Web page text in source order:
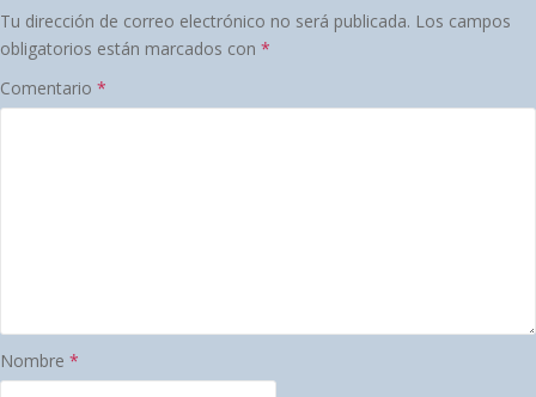
Tu dirección de correo electrónico no será publicada. Los campos
obligatorios están marcados con *
Comentario *
Nombre *